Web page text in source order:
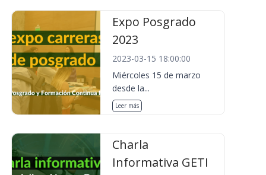
Expo Posgrado
2023
2023-03-15 18:00:00
Miércoles 15 de marzo
desde la...
Leer más
Charla
Informativa GETI